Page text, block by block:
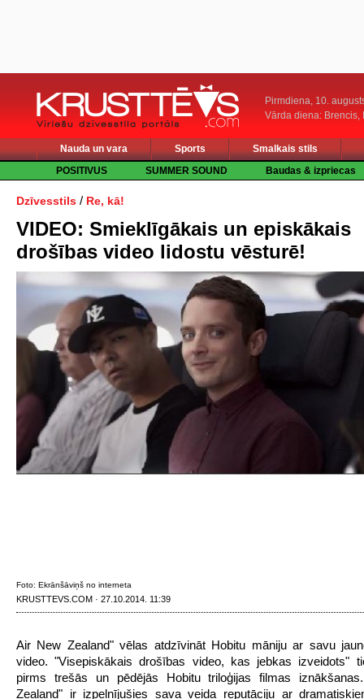
Pirmdiena, 10.
Vārda diena: Brencis,
Nauda un vara Sports
Smalkais stils
POSITIVUS
SUMMER SOUND Baudas & izpriecas
Dzīvesstils / Re, kā!
VIDEO: Smieklīgākais un episkākais
drošības video lidostu vēsturē!
Foto: Ekrānšāviņš no interneta
KRUSTTEVS.COM · 27.10.2014. 11:39
Air New Zealand" vēlas atdzīvināt Hobitu māniju ar savu
video. "Visepiskākais drošības video, kas jebkas izveidots"
pirms trešās un pēdējās Hobitu triloģijas filmas
Zealand" ir izpelnījušies sava veida reputāciju ar